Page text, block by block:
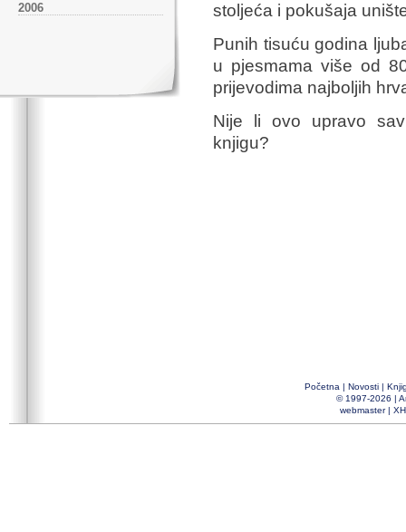
2006
stoljeća i pokušaja
Punih tisuću godina
u pjesmama više od
prijevodima najboljih
Nije li ovo upravo
knjigu?
Početna | Novosti |
© 1997-2026 |
webmaster|